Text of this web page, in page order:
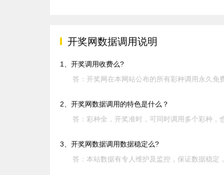
开奖网数据调用说明
1、开奖调用收费么?
答：开奖网在本网站公布的所有彩种调用永久免
2、开奖网数据调用的特色是什么？
答：彩种全，开奖准时，可同时调用多个彩种，
3、开奖网数据调用数据稳定么?
答：本站数据有专人维护及监控，保证数据稳定